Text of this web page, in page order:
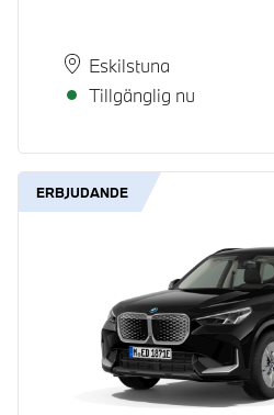
PlatsEskilstuna
Leveranstid
Tillgänglig nu
ERBJUDANDE